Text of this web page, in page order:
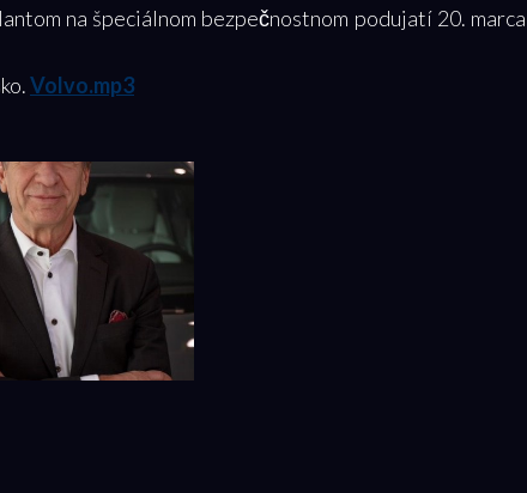
na špeciálnom bezpečnostnom podujatí 20. marca
Volvo.mp3